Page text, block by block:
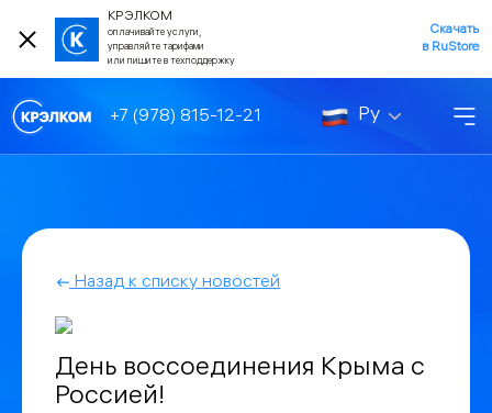
КРЭЛКОМ
оплачивайте услуги,
управляйте тарифами
или пишите в техподдержку
Скачать
в RuStore
+7 (978) 815-12-21 Ру
Назад к списку новостей
День воссоединения Крыма с
Россией!